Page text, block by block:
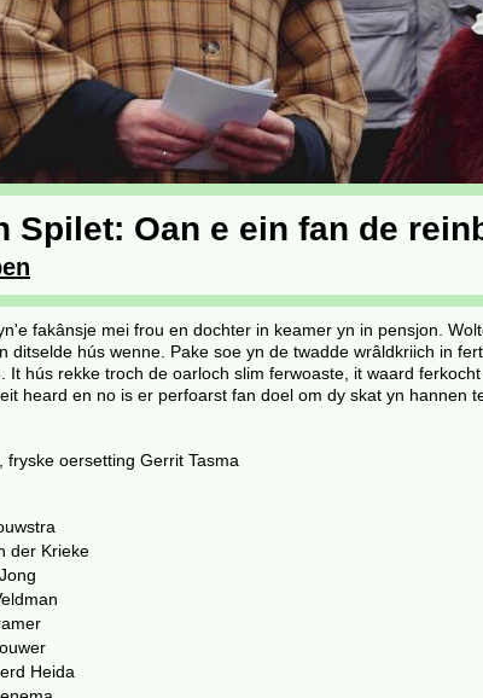
Spilet: Oan e ein fan de
fakânsje mei frou en dochter in keamer yn in pensjon.
ditselde hús wenne. Pake soe yn de twadde wrâldkriich in
It hús rekke troch de oarloch slim ferwoaste, it waard
heard en no is er perfoarst fan doel om dy skat yn hannen
oersetting Gerrit Tasma
der Krieke
Heida